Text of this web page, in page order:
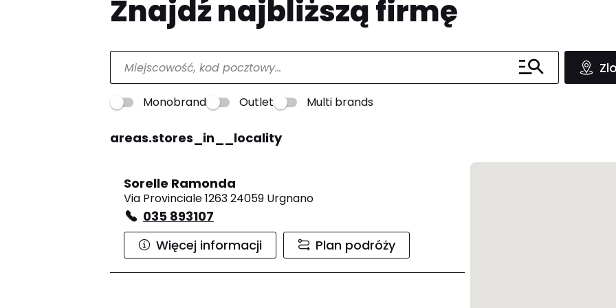
Znajdź najbliższą firmę
Monobrand Outlet Multi brands
areas.stores_in__locality
Sorelle Ramonda
Via Provinciale 1263 24059 Urgnano
035 893107
Więcej informacji
Plan podróży